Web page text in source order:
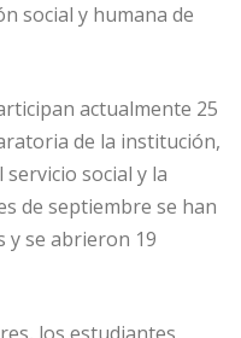
social y humana de
actualmente 25
de la institución,
social y la
de septiembre se han
y se abrieron 19